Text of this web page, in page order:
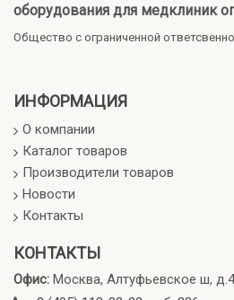
оборудования для медклиник
Общество с ограниченной
ИНФОРМАЦИЯ
О компании
Каталог товаров
Производители товаров
Новости
Контакты
КОНТАКТЫ
Офис: Москва, Алтуфьевское ш,